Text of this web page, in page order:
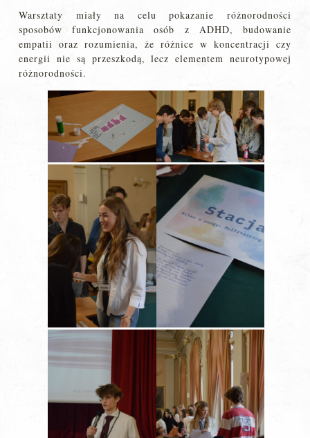
Warsztaty miały na celu pokazanie różnorodności
sposobów funkcjonowania osób z ADHD, budowanie
empatii oraz rozumienia, że różnice w koncentracji czy
energii nie są przeszkodą, lecz elementem neurotypowej
różnorodności.